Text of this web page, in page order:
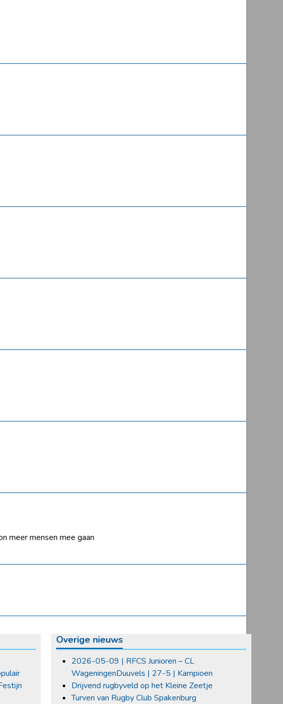
meer mensen mee gaan
Overige nieuws
2026-05-09 | RFCS Junioren – CL
WageningenDuuvels | 27-5 | Kampioen
Drijvend rugbyveld op het Kleine Zeetje
Turven van Rugby Club Spakenburg